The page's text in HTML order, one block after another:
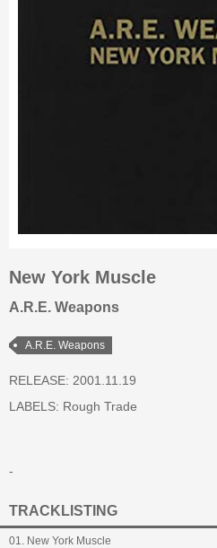
New York Muscle
A.R.E. Weapons
A.R.E. Weapons
RELEASE: 2001.11.19
LABELS: Rough Trade
-
TRACKLISTING
01. New York Muscle